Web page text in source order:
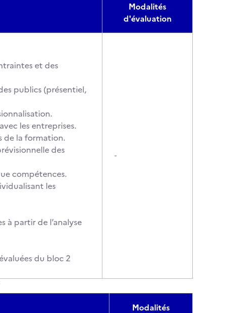
Modalités
d'évaluation
et des
publics (présentiel,
les entreprises.
de la formation.
des
compétences.
les
à partir de l’analyse
du bloc 2
-
Modalités